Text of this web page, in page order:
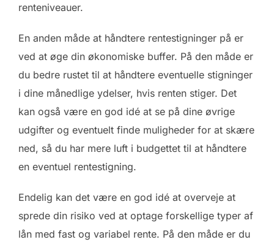
renteniveauer.
En anden måde at håndtere rentestigninger på er
ved at øge din økonomiske buffer. På den måde er
du bedre rustet til at håndtere eventuelle stigninger
i dine månedlige ydelser, hvis renten stiger. Det
kan også være en god idé at se på dine øvrige
udgifter og eventuelt finde muligheder for at skære
ned, så du har mere luft i budgettet til at håndtere
en eventuel rentestigning.
Endelig kan det være en god idé at overveje at
sprede din risiko ved at optage forskellige typer af
lån med fast og variabel rente. På den måde er du